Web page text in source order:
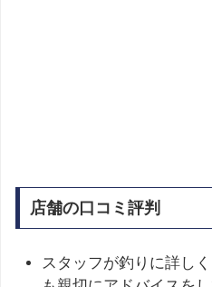
店舗の口コミ評判
スタッフが釣りに詳し